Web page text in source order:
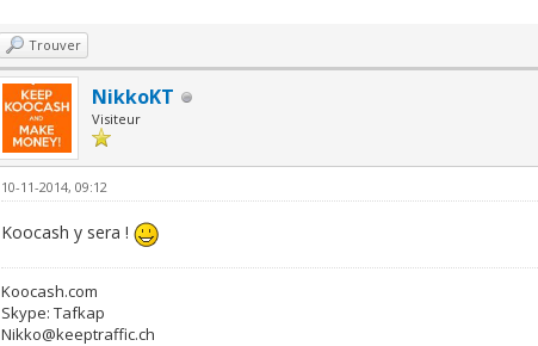
Trouver
NikkoKT
Visiteur
10-11-2014, 09:12
Koocash y sera !
Koocash.com
Skype: Tafkap
Nikko@keeptraffic.ch